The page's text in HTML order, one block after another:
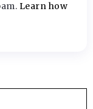
Learn how